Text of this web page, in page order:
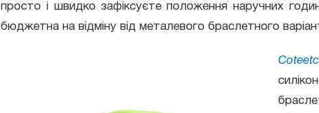
просто і швидко зафіксуєте положення наручних
бюджетна на відміну від металевого браслетного